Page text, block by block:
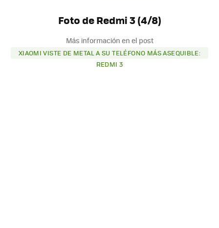
Foto de Redmi 3 (4/8)
Más información en el post
XIAOMI VISTE DE METAL A SU TELÉFONO MÁS ASEQUIBLE:
REDMI 3